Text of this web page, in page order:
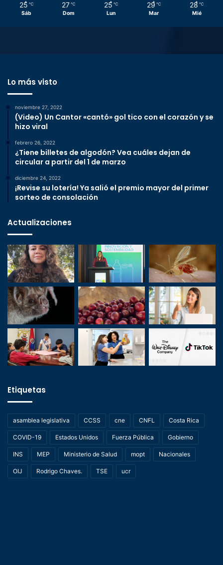
25 ℃
Sáb
27 ℃
Dom
25 ℃
Lun
29 ℃
Mar
28 ℃
Mié
Lo más visto
noviembre 27, 2022
(Video) Un Cantor «cantó» gol tico con el corazón y se
hizo viral
febrero 26, 2022
¿Tiene billetes de algodón? Vea cuáles dejan de
circular a partir del 1 de marzo
diciembre 24, 2022
¡Revise su lotería! Ya salió el premio mayor del primer
sorteo de consolación
Actualizaciones
Etiquetas
asamblea legislativa CCSS cne CNFL Costa Rica
COVID-19 Estados Unidos Fuerza Pública Gobierno
INS MEP Ministerio de Salud mopt Nacionales
OIJ Rodrigo Chaves. TSE ucr